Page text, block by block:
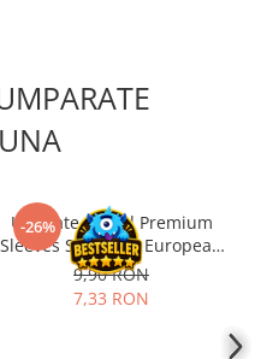
-26%
Ultimate Guard Premium
Sleeves Standard European
Board Game Size (50)
9,90 RON
7,33 RON